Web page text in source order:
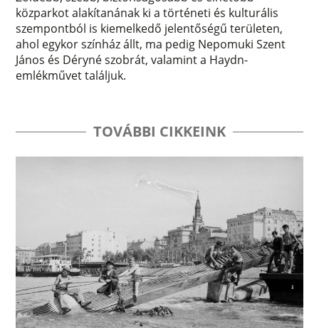
közparkot alakítanának ki a történeti és kulturális
szempontból is kiemelkedő jelentőségű területen,
ahol egykor színház állt, ma pedig Nepomuki Szent
János és Déryné szobrát, valamint a Haydn-
emlékművet találjuk.
TOVÁBBI CIKKEINK